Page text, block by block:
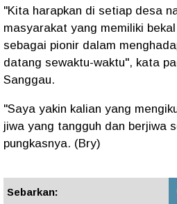
"Kita harapkan di setiap desa
masyarakat yang memiliki
sebagai pionir dalam
datang sewaktu-waktu", kata
Sanggau.
"Saya yakin kalian yang
jiwa yang tangguh dan berjiwa
pungkasnya. (Bry)
Sebarkan: